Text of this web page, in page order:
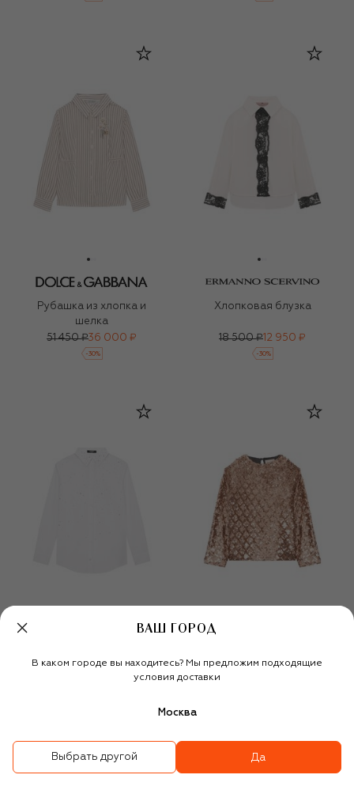
Рубашка из хлопка и
шелка
51 450 ₽36 000 ₽
-30%
Хлопковая блузка
18 500 ₽ 12 950 ₽
-30%
Хлопковая рубашка с
отделкой стразами
Блузка
ВАШ ГОРОД
В каком городе вы находитесь? Мы предложим подходящие
условия доставки
Москва
Выбрать другой Да